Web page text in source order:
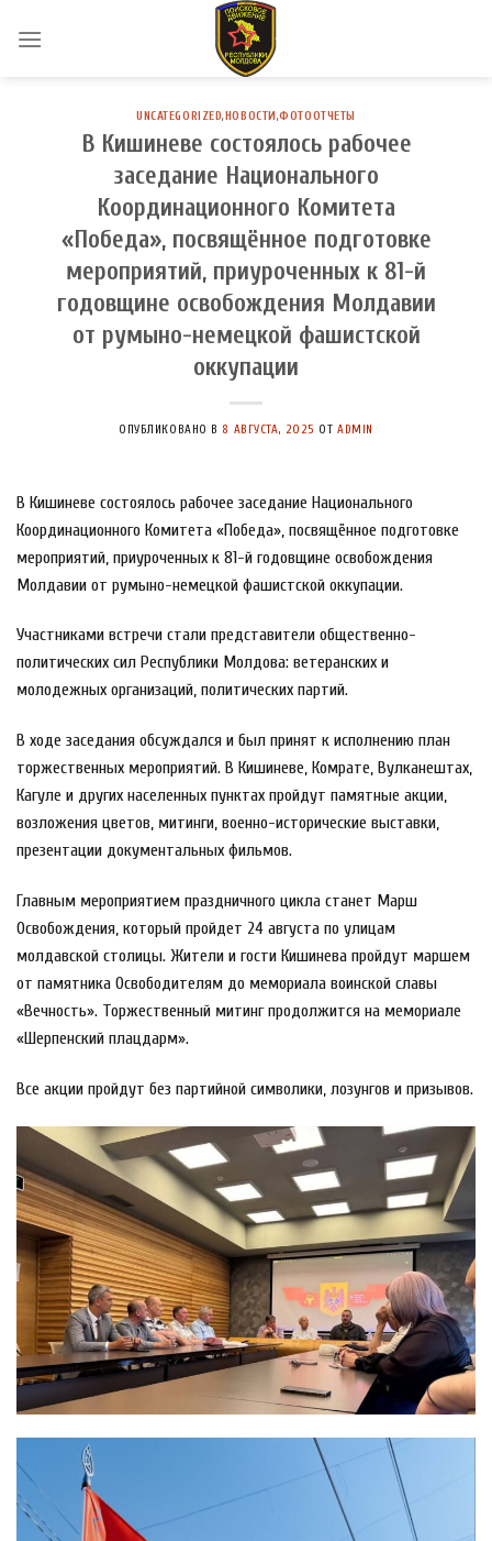
UNCATEGORIZED,НОВОСТИ,ФОТООТЧЕТЫ
В Кишиневе состоялось рабочее
заседание Национального
Координационного Комитета
«Победа», посвящённое подготовке
мероприятий, приуроченных к 81-й
годовщине освобождения Молдавии
от румыно-немецкой фашистской
оккупации
ОПУБЛИКОВАНО В 8 АВГУСТА, 2025 ОТADMIN
В Кишиневе состоялось рабочее заседание Национального
Координационного Комитета «Победа», посвящённое подготовке
мероприятий, приуроченных к 81-й годовщине освобождения
Молдавии от румыно-немецкой фашистской оккупации.
Участниками встречи стали представители общественно-
политических сил Республики Молдова: ветеранских и
молодежных организаций, политических партий.
В ходе заседания обсуждался и был принят к исполнению план
торжественных мероприятий. В Кишиневе, Комрате, Вулканештах,
Кагуле и других населенных пунктах пройдут памятные акции,
возложения цветов, митинги, военно-исторические выставки,
презентации документальных фильмов.
Главным мероприятием праздничного цикла станет Марш
Освобождения, который пройдет 24 августа по улицам
молдавской столицы. Жители и гости Кишинева пройдут маршем
от памятника Освободителям до мемориала воинской славы
«Вечность». Торжественный митинг продолжится на мемориале
«Шерпенский плацдарм».
Все акции пройдут без партийной символики, лозунгов и призывов.